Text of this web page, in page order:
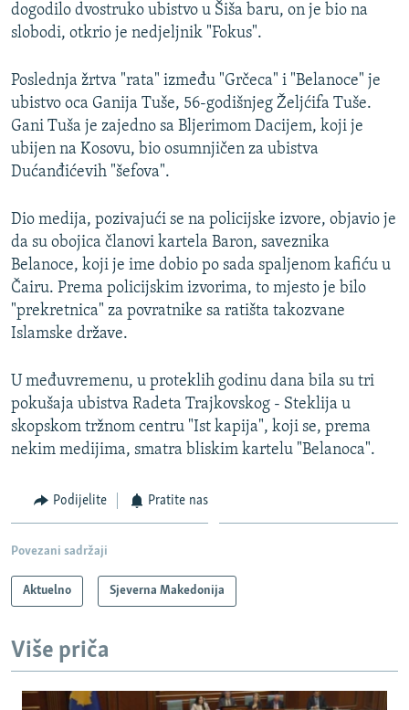
dogodilo dvostruko ubistvo u Šiša baru, on je bio na
slobodi, otkrio je nedjeljnik "Fokus".
Poslednja žrtva "rata" između "Grčeca" i "Belanoce" je
ubistvo oca Ganija Tuše, 56-godišnjeg Željćifa Tuše.
Gani Tuša je zajedno sa Bljerimom Dacijem, koji je
ubijen na Kosovu, bio osumnjičen za ubistva
Dućanđićevih "šefova".
Dio medija, pozivajući se na policijske izvore, objavio je
da su obojica članovi kartela Baron, saveznika
Belanoce, koji je ime dobio po sada spaljenom kafiću u
Čairu. Prema policijskim izvorima, to mjesto je bilo
"prekretnica" za povratnike sa ratišta takozvane
Islamske države.
U međuvremenu, u proteklih godinu dana bila su tri
pokušaja ubistva Radeta Trajkovskog - Steklija u
skopskom tržnom centru "Ist kapija", koji se, prema
nekim medijima, smatra bliskim kartelu "Belanoca".
Podijelite Pratite nas
Povezani sadržaji
Aktuelno Sjeverna Makedonija
Više priča